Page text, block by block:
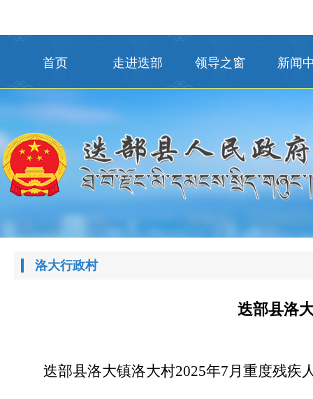
首页 走进迭部 领导之窗 新闻
洛大行政村
迭部县洛
迭部县洛大镇洛大村2025年7月重度残疾